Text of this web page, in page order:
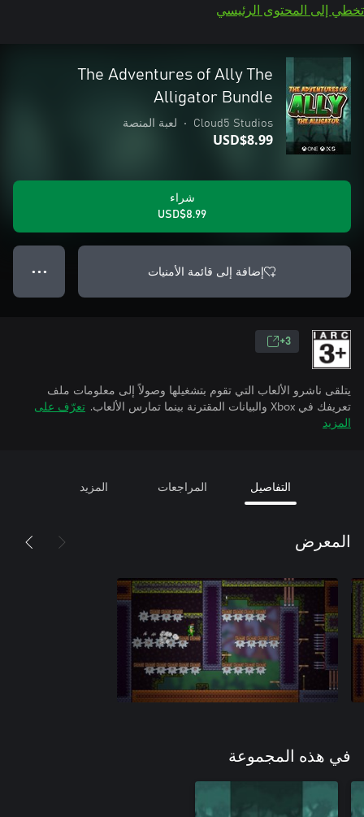
تخطي إلى المحتوى الرئيسي
The Adventures of Ally The
Alligator Bundle
Cloud5 Studios
• لعبة المنصة
USD$8.99
شراء
USD$8.99
إضافة إلى قائمة الأمنيات ● ● ●
3+
يتلقى ناشرو الألعاب التي تقوم بتشغيلها وصولاً إلى معلومات ملف
تعريفك في Xbox والبيانات المقترنة بينما تمارس الألعاب.
تعرّف على
المزيد
التفاصيل المراجعات المزيد
المعرض
في هذه المجموعة